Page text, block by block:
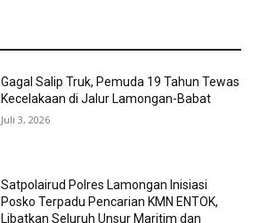
Gagal Salip Truk, Pemuda 19 Tahun Tewas
Kecelakaan di Jalur Lamongan-Babat
Juli 3, 2026
Satpolairud Polres Lamongan Inisiasi
Posko Terpadu Pencarian KMN ENTOK,
Libatkan Seluruh Unsur Maritim dan